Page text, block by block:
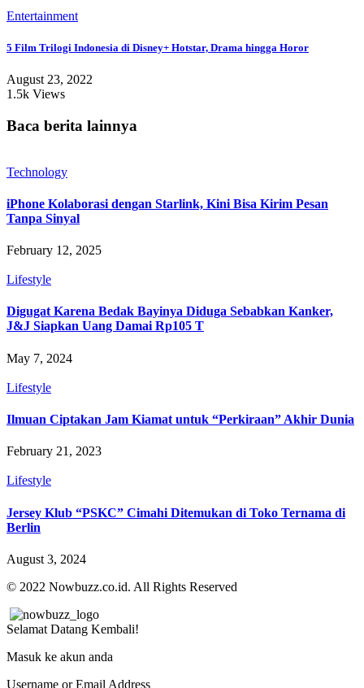
Entertainment
5 Film Trilogi Indonesia di Disney+ Hotstar, Drama hingga Horor
August 23, 2022
1.5k Views
Baca berita lainnya
Technology
iPhone Kolaborasi dengan Starlink, Kini Bisa Kirim Pesan
Tanpa Sinyal
February 12, 2025
Lifestyle
Digugat Karena Bedak Bayinya Diduga Sebabkan Kanker,
J&J Siapkan Uang Damai Rp105 T
May 7, 2024
Lifestyle
Ilmuan Ciptakan Jam Kiamat untuk “Perkiraan” Akhir Dunia
February 21, 2023
Lifestyle
Jersey Klub “PSKC” Cimahi Ditemukan di Toko Ternama di
Berlin
August 3, 2024
© 2022 Nowbuzz.co.id. All Rights Reserved
Selamat Datang Kembali!
Masuk ke akun anda
Username or Email Address